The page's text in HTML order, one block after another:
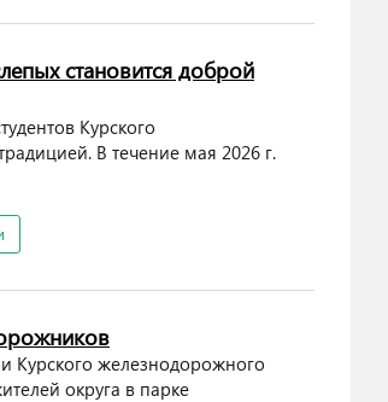
становится доброй
Курского
В течение мая 2026 г.
Курского железнодорожного
округа в парке